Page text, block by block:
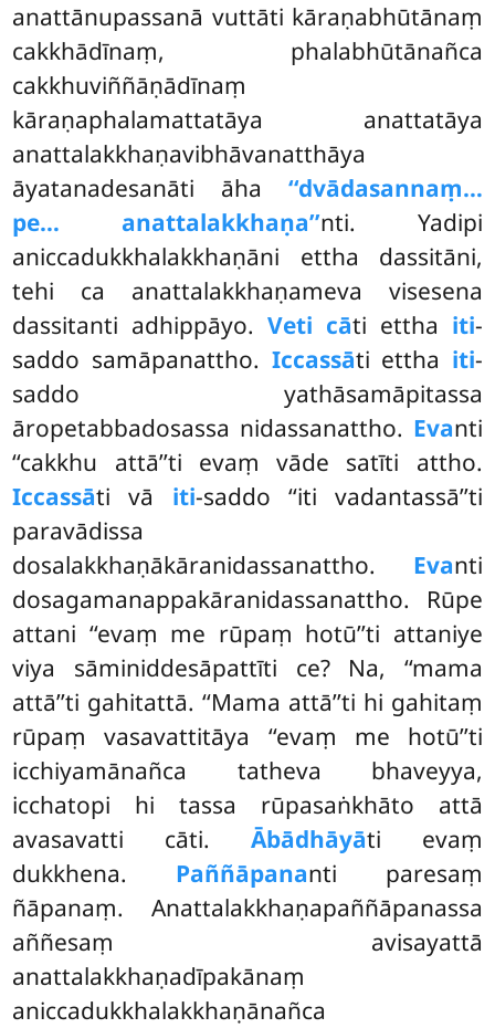
anattānupassanā vuttāti kāraṇabhūtānaṃ
cakkhādīnaṃ, phalabhūtānañca
cakkhuviññāṇādīnaṃ
kāraṇaphalamattatāya anattatāya
anattalakkhaṇavibhāvanatthāya
āyatanadesanāti āha ‘‘dvādasannaṃ…
pe… anattalakkhaṇa’’nti. Yadipi
aniccadukkhalakkhaṇāni ettha dassitāni,
tehi ca anattalakkhaṇameva visesena
dassitanti adhippāyo.Veti cāti ettha iti-
saddo samāpanattho. Iccassāti ettha iti-
saddo yathāsamāpitassa
āropetabbadosassa nidassanattho. Evanti
‘‘cakkhu attā’’ti evaṃ vāde satīti attho.
Iccassāti vā iti-saddo ‘‘iti vadantassā’’ti
paravādissa
dosalakkhaṇākāranidassanattho. Evanti
dosagamanappakāranidassanattho. Rūpe
attani ‘‘evaṃ me rūpaṃ hotū’’ti attaniye
viya sāminiddesāpattīti ce? Na, ‘‘mama
attā’’ti gahitattā. ‘‘Mama attā’’ti hi gahitaṃ
rūpaṃ vasavattitāya ‘‘evaṃ me hotū’’ti
icchiyamānañca tatheva bhaveyya,
icchatopi hi tassa rūpasaṅkhāto attā
avasavatti cāti. Ābādhāyāti evaṃ
dukkhena. Paññāpananti paresaṃ
ñāpanaṃ. Anattalakkhaṇapaññāpanassa
aññesaṃ avisayattā
anattalakkhaṇadīpakānaṃ
aniccadukkhalakkhaṇānañca